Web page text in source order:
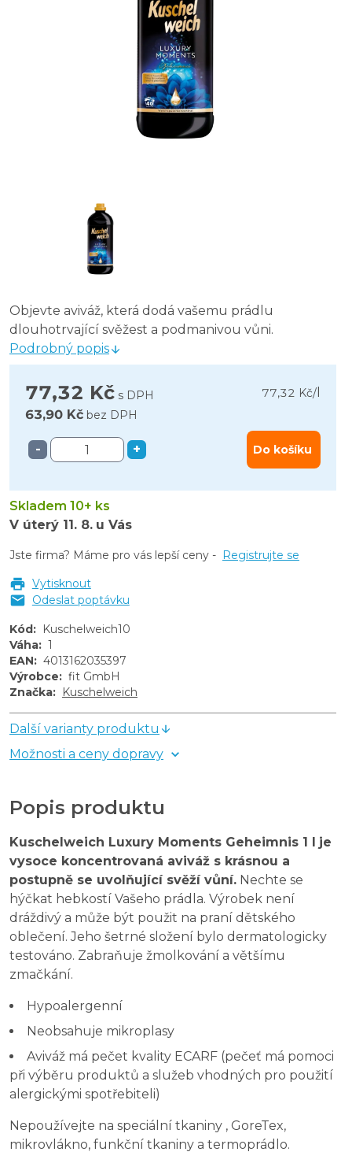
Objevte aviváž, která dodá vašemu prádlu
dlouhotrvající svěžest a podmanivou vůni.
Podrobný popis
77,32 Kč s DPH 77,32 Kč/
63,90 Kč bez DPH
- + Do košíku
Skladem 10+ ks
V úterý 11. 8. u Vás
Jste firma? Máme pro vás lepší ceny - Registrujte se
Vytisknout
Odeslat poptávku
Kód: Kuschelweich10
Váha: 1
EAN: 4013162035397
Výrobce: fit GmbH
Značka: Kuschelweich
Další varianty produktu
Možnosti a ceny dopravy
Popis produktu
Kuschelweich Luxury Moments Geheimnis 1 l je
vysoce koncentrovaná aviváž s krásnou a
postupně se uvolňující svěží vůní. Nechte se
hýčkat hebkostí Vašeho prádla. Výrobek není
dráždivý a může být použit na praní dětského
oblečení. Jeho šetrné složení bylo dermatologicky
testováno. Zabraňuje žmolkování a většímu
zmačkání.
Hypoalergenní
Neobsahuje mikroplasy
Aviváž má pečet kvality ECARF (pečeť má pomoci
při výběru produktů a služeb vhodných pro použití
alergickými spotřebiteli)
Nepoužívejte na speciální tkaniny , GoreTex,
mikrovlákno, funkční tkaniny a termoprádlo.